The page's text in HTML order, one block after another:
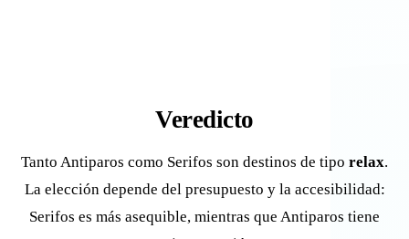
Veredicto
Tanto Antiparos como Serifos son destinos de tipo relax.
La elección depende del presupuesto y la accesibilidad:
Serifos es más asequible, mientras que Antiparos tiene